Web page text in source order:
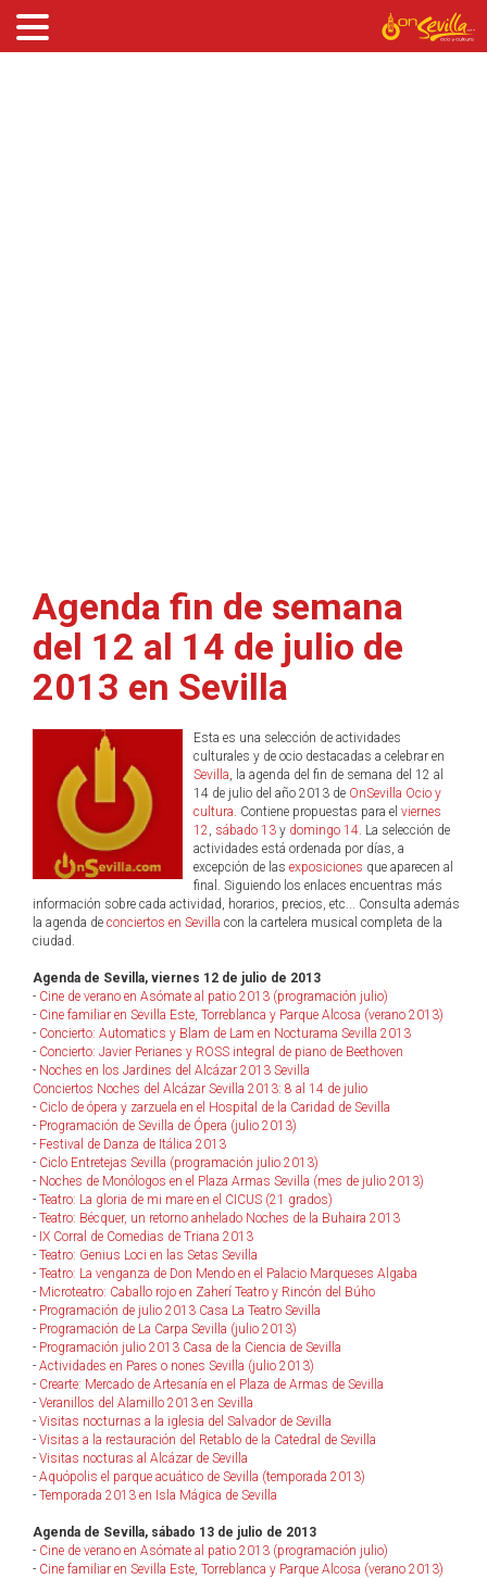
Agenda fin de semana
del 12 al 14 de julio de
2013 en Sevilla
Esta es una selección de actividades
culturales y de ocio destacadas a celebrar en
Sevilla, la agenda del fin de semana del 12 al
14 de julio del año 2013 de OnSevilla Ocio y
cultura. Contiene propuestas para el viernes
12, sábado 13y domingo 14. La selección de
actividades está ordenada por días, a
excepción de las exposiciones que aparecen al
final. Siguiendo los enlaces encuentras más
información sobre cada actividad, horarios, precios, etc... Consulta además
la agenda de conciertos en Sevilla con la cartelera musical completa de la
ciudad.
Agenda de Sevilla, viernes 12 de julio de 2013
- Cine de verano en Asómate al patio 2013 (programación julio)
- Cine familiar en Sevilla Este, Torreblanca y Parque Alcosa (verano 2013)
- Concierto: Automatics y Blam de Lam en Nocturama Sevilla 2013
- Concierto: Javier Perianes y ROSS integral de piano de Beethoven
- Noches en los Jardines del Alcázar 2013 Sevilla
Conciertos Noches del Alcázar Sevilla 2013: 8 al 14 de julio
- Ciclo de ópera y zarzuela en el Hospital de la Caridad de Sevilla
- Programación de Sevilla de Ópera (julio 2013)
- Festival de Danza de Itálica 2013
- Ciclo Entretejas Sevilla (programación julio 2013)
- Noches de Monólogos en el Plaza Armas Sevilla (mes de julio 2013)
- Teatro: La gloria de mi mare en el CICUS (21 grados)
- Teatro: Bécquer, un retorno anhelado Noches de la Buhaira 2013
- IX Corral de Comedias de Triana 2013
- Teatro: Genius Loci en las Setas Sevilla
- Teatro: La venganza de Don Mendo en el Palacio Marqueses Algaba
- Microteatro: Caballo rojo en Zaherí Teatro y Rincón del Búho
- Programación de julio 2013 Casa La Teatro Sevilla
- Programación de La Carpa Sevilla (julio 2013)
- Programación julio 2013 Casa de la Ciencia de Sevilla
- Actividades en Pares o nones Sevilla (julio 2013)
- Crearte: Mercado de Artesanía en el Plaza de Armas de Sevilla
- Veranillos del Alamillo 2013 en Sevilla
- Visitas nocturnas a la iglesia del Salvador de Sevilla
- Visitas a la restauración del Retablo de la Catedral de Sevilla
- Visitas nocturas al Alcázar de Sevilla
- Aquópolis el parque acuático de Sevilla (temporada 2013)
- Temporada 2013 en Isla Mágica de Sevilla
Agenda de Sevilla, sábado 13 de julio de 2013
- Cine de verano en Asómate al patio 2013 (programación julio)
- Cine familiar en Sevilla Este, Torreblanca y Parque Alcosa (verano 2013)